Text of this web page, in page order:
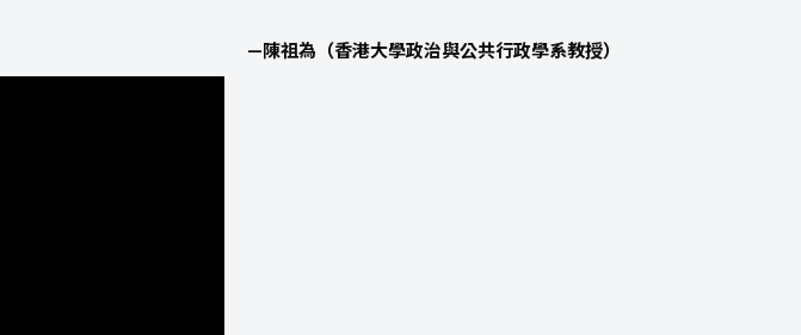
—陳祖為（香港大學政治與公共行政學系教授）